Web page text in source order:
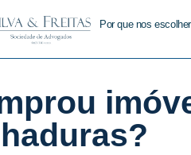
Por que nos